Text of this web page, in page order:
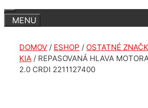
DOMOV / ESHOP / OSTATNÉ
KIA / REPASOVANÁ HLAVA
2.0 CRDI 2211127400